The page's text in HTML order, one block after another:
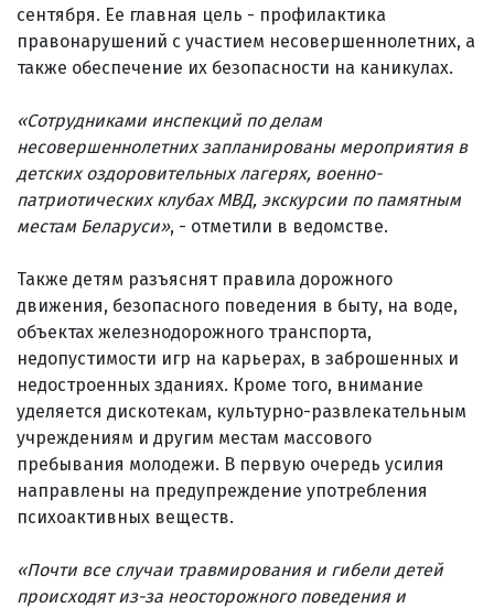
сентября. Ее главная цель - профилактика
правонарушений с участием несовершеннолетних, а
также обеспечение их безопасности на каникулах.
«Сотрудниками инспекций по делам
несовершеннолетних запланированы мероприятия в
детских оздоровительных лагерях, военно-
патриотических клубах МВД, экскурсии по памятным
местам Беларуси», - отметили в ведомстве.
Также детям разъяснят правила дорожного
движения, безопасного поведения в быту, на воде,
объектах железнодорожного транспорта,
недопустимости игр на карьерах, в заброшенных и
недостроенных зданиях. Кроме того, внимание
уделяется дискотекам, культурно-развлекательным
учреждениям и другим местам массового
пребывания молодежи. В первую очередь усилия
направлены на предупреждение употребления
психоактивных веществ.
«Почти все случаи травмирования и гибели детей
происходят из-за неосторожного поведения и